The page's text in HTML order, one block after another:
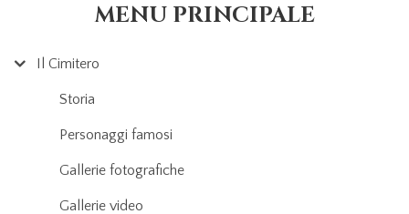
MENU PRINCIPALE
Il Cimitero
Storia
Personaggi famosi
Gallerie fotografiche
Gallerie video